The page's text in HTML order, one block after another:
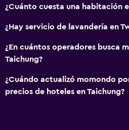
Aseo
Papel higiénico
Baño privado
Tetera eléctrica
¿Cuánto cuesta una habitación
¿Hay servicio de lavandería en
¿En cuántos operadores busca
Taichung?
¿Cuándo actualizó momondo
precios de hoteles en Taichung?